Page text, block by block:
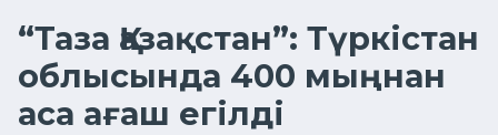
“Таза Қазақстан”: Түркістан
облысында 400 мыңнан
аса ағаш егілді